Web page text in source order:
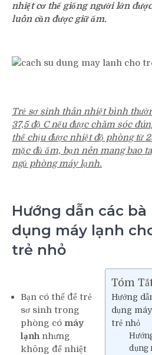
cách sử
dụng
cho
nhiệt cơ thể giống người lớn
luôn cần được giữ ấm.
Trẻ sơ sinh thân nhiệt bình
37,5 độ C nếu được chăm sóc
thể chịu được nhiệt độ phòng từ
mặc đủ ấm, bạn nên mang bao
ngủ phòng máy lạnh.
Hướng dẫn các bà
dụng máy lạnh
trẻ nhỏ
Tóm
Hướng
dụng
trẻ nhỏ
dụng
Bạn có thể để trẻ
sơ sinh trong
phòng có máy
lạnh nhưng
không để nhiệt